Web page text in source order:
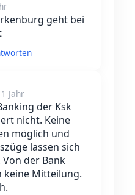
geht bei
Jahr
der Ksk
nicht. Keine
möglich und
lassen sich
der Bank
keine Mitteilung.